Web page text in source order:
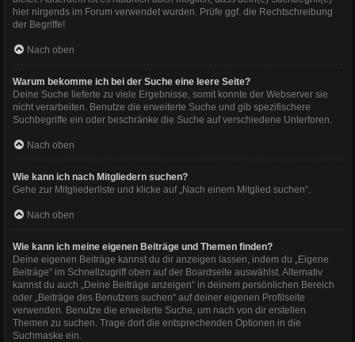
hier nirgends im Forum verwendet wurden. Prüfe ggf. die Rechtschreibung
der Begriffe!
Nach oben
Warum bekomme ich bei der Suche eine leere Seite?
Deine Suche lieferte zu viele Ergebnisse, somit konnte der Webserver sie
nicht verarbeiten. Benutze die erweiterte Suche und gib spezifischere
Suchbegriffe ein oder beschränke die Suche auf verschiedene Unterforen.
Nach oben
Wie kann ich nach Mitgliedern suchen?
Gehe zur Mitgliederliste und klicke auf „Nach einem Mitglied suchen“.
Nach oben
Wie kann ich meine eigenen Beiträge und Themen finden?
Deine eigenen Beiträge kannst du dir anzeigen lassen, indem du „Eigene
Beiträge“ im Schnellzugriff oben auf der Boardseite auswählst. Alternativ
kannst du auch „Deine Beiträge anzeigen“ in deinem persönlichen Bereich
oder „Beiträge des Benutzers suchen“ auf deiner eigenen Profilseite
verwenden. Benutze die erweiterte Suche, um nach von dir erstellen
Themen zu suchen. Trage dort die entsprechenden Optionen in die
Suchmaske ein.